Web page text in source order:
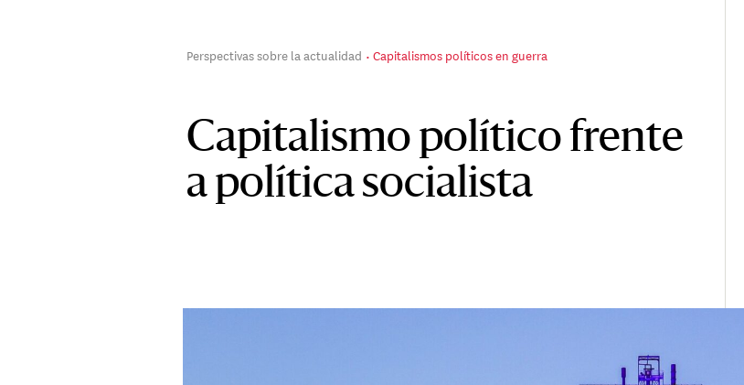
Capitalismo político frente
a política socialista
Perspectivas sobre la actualidad Capitalismos políticos en guerra